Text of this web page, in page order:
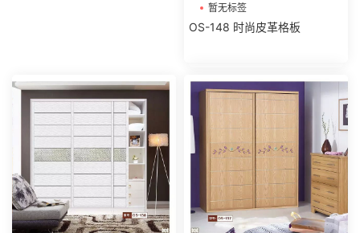
暂无标签
OS-148 时尚皮革格板